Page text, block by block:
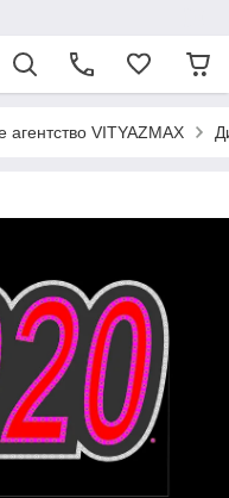
агентство VITYAZMAX